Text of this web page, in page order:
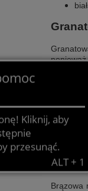
pracy –
Do
Brązowa